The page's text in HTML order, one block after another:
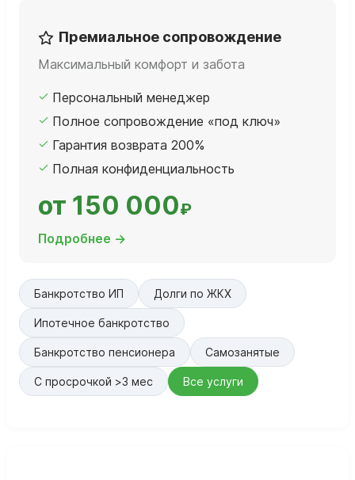
Премиальное сопровождение
Максимальный комфорт и забота
Персональный менеджер
Полное сопровождение «под ключ»
Гарантия возврата 200%
Полная конфиденциальность
от 150 000₽
Подробнее →
Банкротство ИП Долги по ЖКХ
Ипотечное банкротство
Банкротство пенсионера Самозанятые
С просрочкой >3 мес Все услуги